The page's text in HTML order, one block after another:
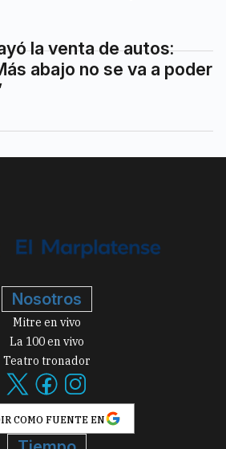
la venta de autos:
abajo no se va a poder
Nosotros
Mitre en vivo
La 100 en vivo
Teatro tronador
COMO FUENTE EN